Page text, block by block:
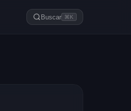
Buscar ⌘K